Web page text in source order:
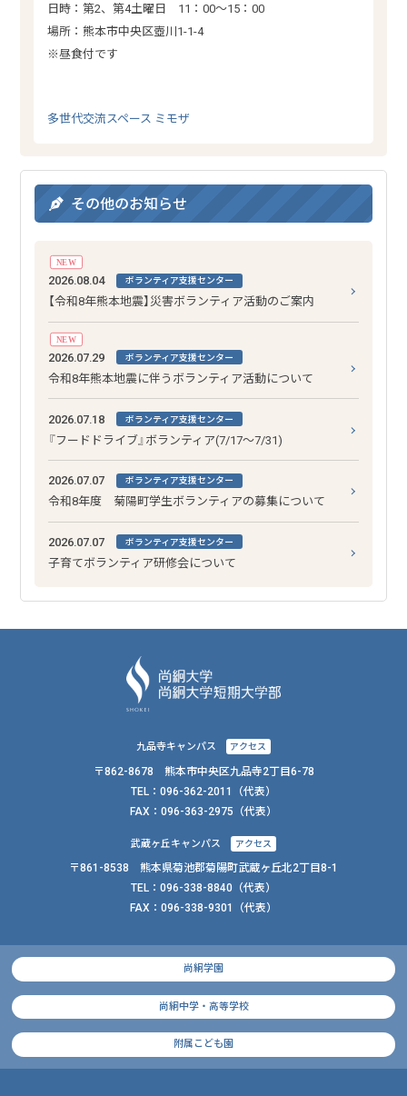
日時：第2、第4土曜日 11：00～15：00
場所：熊本市中央区壺川1-1-4
※昼食付です
多世代交流スペース ミモザ
その他のお知らせ
NEW
2026.08.04 ボランティア支援センター
【令和8年熊本地震】災害ボランティア活動のご案内
NEW
2026.07.29 ボランティア支援センター
令和8年熊本地震に伴うボランティア活動について
2026.07.18 ボランティア支援センター
『フードドライブ』ボランティア(7/17～7/31)
2026.07.07 ボランティア支援センター
令和8年度 菊陽町学生ボランティアの募集について
2026.07.07 ボランティア支援センター
子育てボランティア研修会について
九品寺キャンパス アクセス
〒862-8678 熊本市中央区九品寺2丁目6-78
TEL： 096-362-2011
（代表）
FAX： 096-363-2975（代表）
武蔵ヶ丘キャンパス アクセス
〒861-8538 熊本県菊池郡菊陽町武蔵ヶ丘北2丁目8-1
TEL： 096-338-8840 （代表）
FAX： 096-338-9301（代表）
尚絅学園
尚絅中学・高等学校
附属こども園